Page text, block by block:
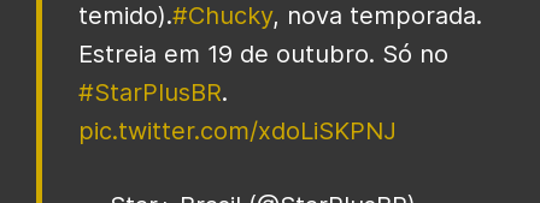
temido).#Chucky, nova temporada.
Estreia em 19 de outubro. Só no
#StarPlusBR.
pic.twitter.com/xdoLiSKPNJ